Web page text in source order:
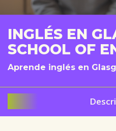
INGLÉS EN
SCHOOL OF
Aprende inglés en